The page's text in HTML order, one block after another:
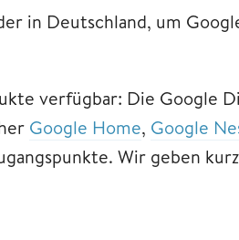
in Deutschland, um
verfügbar: Die Google
Google Home, Google
Wir geben